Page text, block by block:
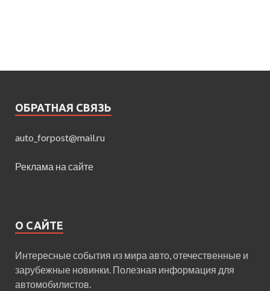
ОБРАТНАЯ СВЯЗЬ
auto_forpost@mail.ru
Реклама на сайте
О САЙТЕ
Интересные события из мира авто, отечественные и
зарубежные новинки. Полезная информация для
автомобилистов.